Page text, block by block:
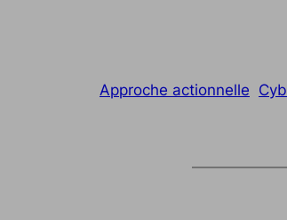
Approche actionnelle